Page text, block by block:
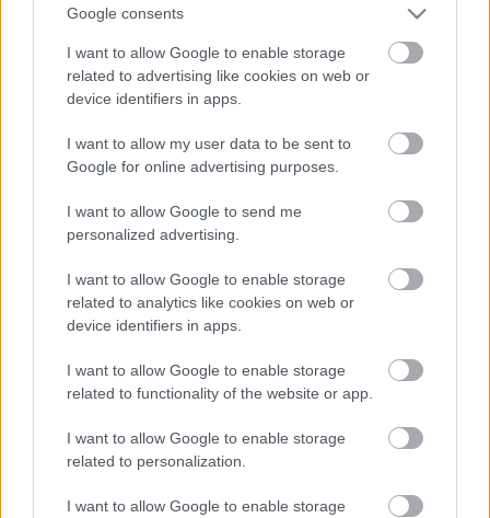
Google consents
I want to allow Google to enable storage
related to advertising like cookies on web or
device identifiers in apps.
I want to allow my user data to be sent to
Google for online advertising purposes.
I want to allow Google to send me
personalized advertising.
I want to allow Google to enable storage
related to analytics like cookies on web or
device identifiers in apps.
I want to allow Google to enable storage
related to functionality of the website or app.
I want to allow Google to enable storage
related to personalization.
I want to allow Google to enable storage
Ajánlott bejegyzések:
Mephisto a tengerparton
Vetélkedő társművészetek
Ki az a Pospischil?
Az üllő és a kalapács között